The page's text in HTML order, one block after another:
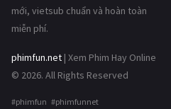
mới, vietsub chuẩn và hoàn toàn
miễn phí.
phimfun.net | Xem Phim Hay Online
© 2026. All Rights Reserved
#phimfun #phimfunnet